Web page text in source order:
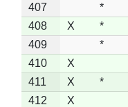
407
*
408
X *
409
*
410
X
411
X *
412
X